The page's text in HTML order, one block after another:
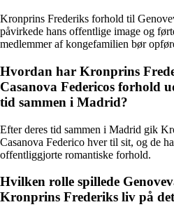
Kronprins Frederiks forhold til
påvirkede hans offentlige image og
medlemmer af kongefamilien bør
Hvordan har Kronprins
Casanova Federicos forhold
tid sammen i Madrid?
Efter deres tid sammen i Madrid gik
Casanova Federico hver til sit, og de
offentliggjorte romantiske forhold.
Hvilken rolle spillede
Kronprins Frederiks liv på